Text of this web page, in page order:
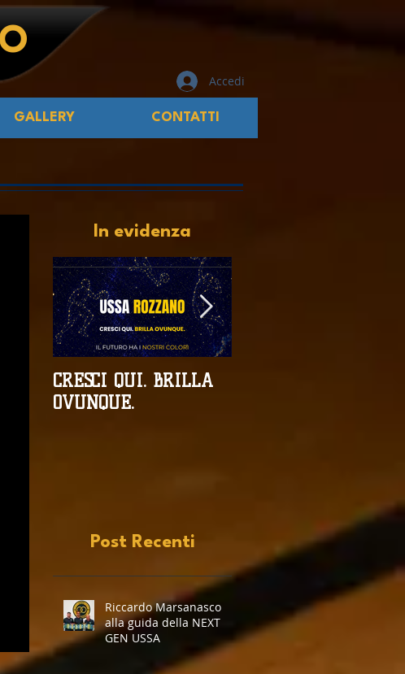
Accedi
In evidenza
CRESCI QUI. BRILLA
OVUNQUE.
Post Recenti
Riccardo Marsanasco
alla guida della NEXT
GEN USSA
GALLERY CONTATTI